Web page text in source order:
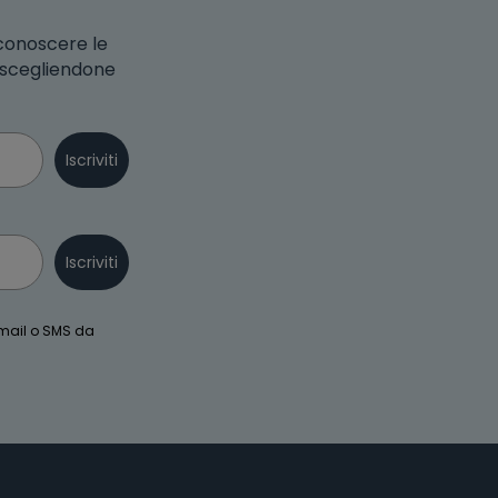
le
Iscriviti
Iscriviti
o SMS da